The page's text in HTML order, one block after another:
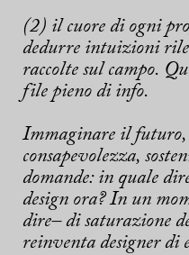
(2) il cuore di ogni
dedurre intuizioni
raccolte sul campo.
file pieno di info.
Immaginare il futuro,
consapevolezza,
domande: in quale
design ora? In un
dire– di saturazione
reinventa designer di